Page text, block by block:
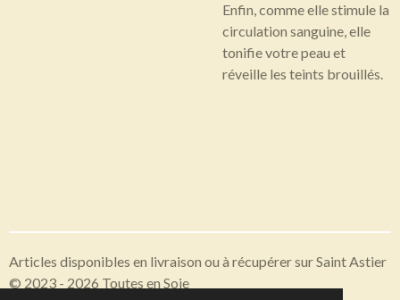
Enfin, comme elle stimule la
circulation sanguine, elle
tonifie votre peau et
réveille les teints brouillés.
Articles disponibles en livraison ou à récupérer sur Saint Astier
© 2023 - 2026 Toutes en Soie